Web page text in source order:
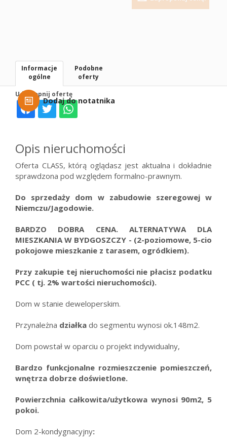
Dodaj do notatnika
Udostępnij ofertę
Informacje
ogólne
Podobne
oferty
Opis nieruchomości
Oferta CLASS, którą oglądasz jest aktualna i dokładnie
sprawdzona pod względem formalno-prawnym.
Do sprzedaży dom w zabudowie szeregowej w
Niemczu/Jagodowie.
BARDZO DOBRA CENA. ALTERNATYWA DLA
MIESZKANIA W BYDGOSZCZY - (2-poziomowe, 5-cio
pokojowe mieszkanie z tarasem, ogródkiem).
Przy zakupie tej nieruchomości nie płacisz podatku
PCC ( tj. 2% wartości nieruchomości).
Dom w stanie deweloperskim.
Przynależna działka do segmentu wynosi ok.148m2.
Dom powstał w oparciu o projekt indywidualny,
Bardzo funkcjonalne rozmieszczenie pomieszczeń,
wnętrza dobrze doświetlone.
Powierzchnia całkowita/użytkowa wynosi 90m2, 5
pokoi.
Dom 2-kondygnacyjny: